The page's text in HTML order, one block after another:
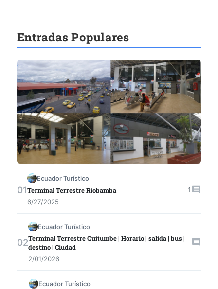
Entradas Populares
Ecuador Turístico
Terminal Terrestre Riobamba
6/27/2025
1
Ecuador Turístico
Terminal Terrestre Quitumbe | Horario | salida | bus |
destino | Ciudad
2/01/2026
Ecuador Turístico